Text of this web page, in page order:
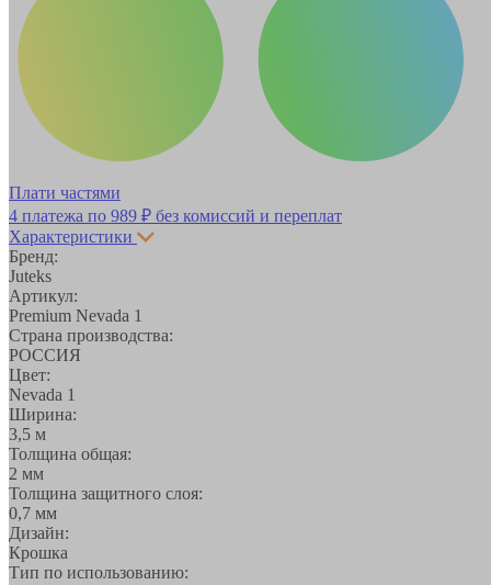
Плати частями
4 платежа по 989 ₽ без комиссий и переплат
Характеристики
Бренд:
Juteks
Артикул:
Premium Nevada 1
Страна производства:
РОССИЯ
Цвет:
Nevada 1
Ширина:
3,5 м
Толщина общая:
2 мм
Толщина защитного слоя:
0,7 мм
Дизайн:
Крошка
Тип по использованию: